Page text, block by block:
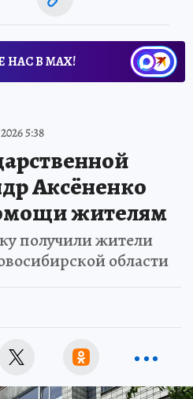
НАС В МАХ!
5:38
Аксёненко
жителям
получили жители
области